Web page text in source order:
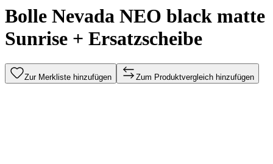
Bolle Nevada NEO black matte
Sunrise + Ersatzscheibe
Zur Merkliste hinzufügen Zum Produktvergleich hinzufügen